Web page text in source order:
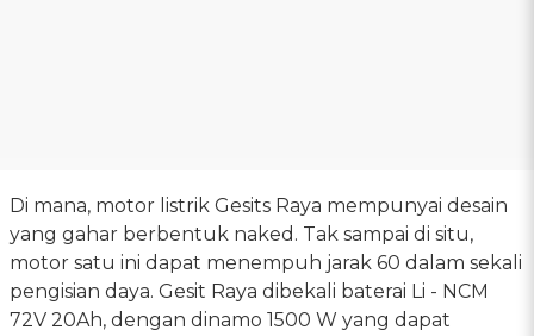
Di mana, motor listrik Gesits Raya mempunyai desain
yang gahar berbentuk naked. Tak sampai di situ,
motor satu ini dapat menempuh jarak 60 dalam sekali
pengisian daya. Gesit Raya dibekali baterai Li - NCM
72V 20Ah, dengan dinamo 1500 W yang dapat